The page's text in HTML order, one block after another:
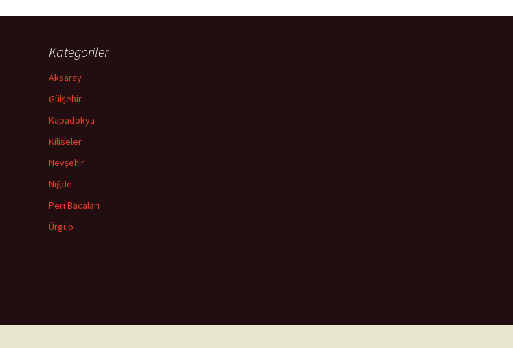
Kategoriler
Aksaray
Gülşehir
Kapadokya
Kiliseler
Nevşehir
Niğde
Peri Bacaları
Ürgüp